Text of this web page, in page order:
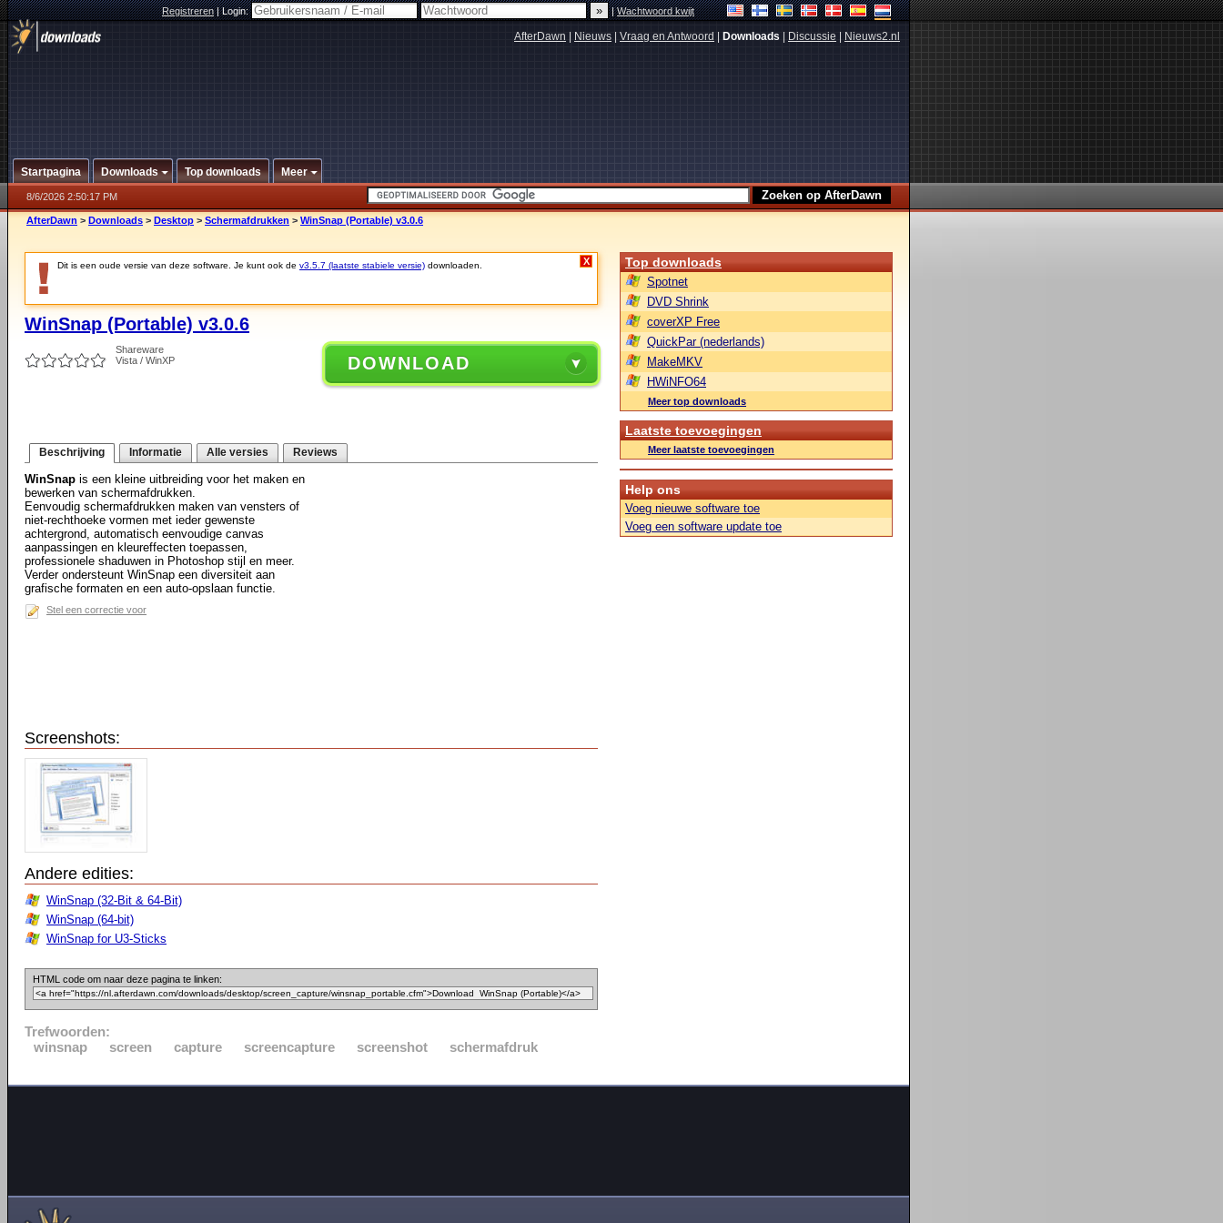
Registreren|Login: |Wachtwoord kwijt
AfterDawn Nieuws Vraag en Antwoord Downloads Discussie Nieuws2.nl
Startpagina Downloads Top downloads Meer
8/6/2026 2:50:17 PM
AfterDawn > Downloads > Desktop > Schermafdrukken > WinSnap (Portable) v3.0.6
Dit is een oude versie van deze software. Je kunt ook de v3.5.7 (laatste stabiele versie) downloaden. X
WinSnap (Portable) v3.0.6
Shareware
Vista / WinXP
DOWNLOAD
Beschrijving Informatie Alle versies Reviews
WinSnap is een kleine uitbreiding voor het maken en
bewerken van schermafdrukken.
Eenvoudig schermafdrukken maken van vensters of
niet-rechthoeke vormen met ieder gewenste
achtergrond, automatisch eenvoudige canvas
aanpassingen en kleureffecten toepassen,
professionele shaduwen in Photoshop stijl en meer.
Verder ondersteunt WinSnap een diversiteit aan
grafische formaten en een auto-opslaan functie.
Stel een correctie voor
Screenshots:
Andere edities:
WinSnap (32-Bit & 64-Bit)
WinSnap (64-bit)
WinSnap for U3-Sticks
HTML code om naar deze pagina te linken:
Trefwoorden:
winsnap
screen capture screencapture screenshot schermafdruk
Top downloads
Spotnet
DVD Shrink
coverXP Free
QuickPar (nederlands)
MakeMKV
HWiNFO64
Meer top downloads
Laatste toevoegingen
Meer laatste toevoegingen
Help ons
Voeg nieuwe software toe
Voeg een software update toe